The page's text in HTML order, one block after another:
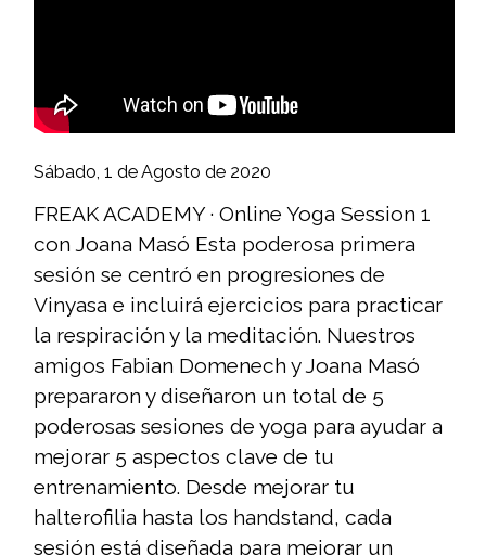
Sábado, 1 de Agosto de 2020
FREAK ACADEMY · Online Yoga Session 1
con Joana Masó Esta poderosa primera
sesión se centró en progresiones de
Vinyasa e incluirá ejercicios para practicar
la respiración y la meditación. Nuestros
amigos Fabian Domenech y Joana Masó
prepararon y diseñaron un total de 5
poderosas sesiones de yoga para ayudar a
mejorar 5 aspectos clave de tu
entrenamiento. Desde mejorar tu
halterofilia hasta los handstand, cada
sesión está diseñada para mejorar un